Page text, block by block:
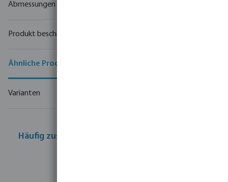
Abmessungen
Produkt beschreibung
Ähnliche Produkte
Varianten
Häufig zusammen gekauft